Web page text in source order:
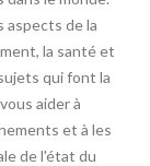
aspects de la
la santé et
qui font la
aider à
et à les
de l'état du